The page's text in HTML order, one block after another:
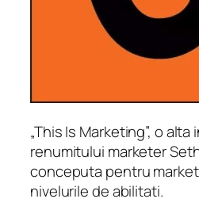
„This Is Marketing”, o alta
renumitului marketer
conceputa pentru
nivelurile de abilitati.